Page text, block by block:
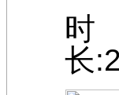
时
长